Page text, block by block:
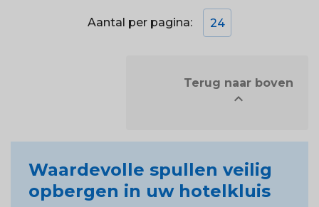
Aantal per pagina: 24

Waardevolle spullen veilig
opbergen in uw hotelkluis